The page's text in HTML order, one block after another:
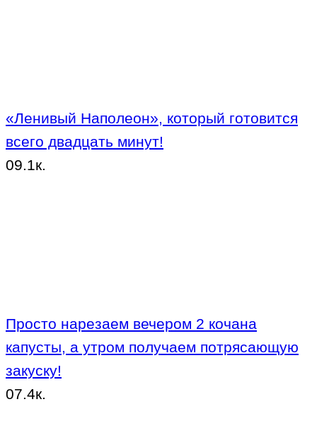
«Ленивый Наполеон», который готовится
всего двадцать минут!
09.1к.
Просто нарезаем вечером 2 кочана
капусты, а утром получаем потрясающую
закуску!
07.4к.